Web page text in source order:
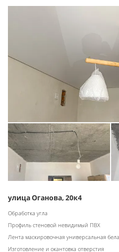
улица Оганова, 20к4
Обработка угла
Профиль стеновой невидимый ПВХ
Лента маскировочная универсальная
Изготовление и окантовка отверстия